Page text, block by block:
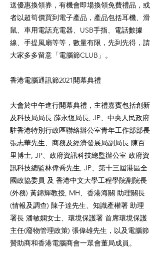
送優惠換領券，有機會即場換領免費禮品，或
者以超筍價買到電子產品，產品包括耳機、滑
鼠、車用電話充電器、USB手指、電話數據
線、手提風扇等等，數量有限，先到先得，請
大家多多留意「電腦節CLUB」。
香港電腦通訊節2021開幕典禮
大會於中午進行開幕典禮，主禮嘉賓包括創新
及科技局局長 薛永恆局長, JP、中央人民政府
駐香港特別行政區聯絡辦公室青年工作部部長
張志華先生、商務及經濟發展局副局長 陳百
里博士, JP、政府資訊科技總監辦公室 政府資
訊科技總監林偉喬先生, JP、第十三屆港區全
國政協委員 及 香港中文大學工程學院副院長
(外務) 黃錦輝教授, MH、香港海關 助理關長
(情報及調查) 陳子達先生、知識產權署 助理
署長 潘敏嫻女士、環境保護署 首席環境保護
主任(廢物管理政策) 張偉雄先生，以及電腦節
贊助商和香港電腦商會一眾會董局成員。